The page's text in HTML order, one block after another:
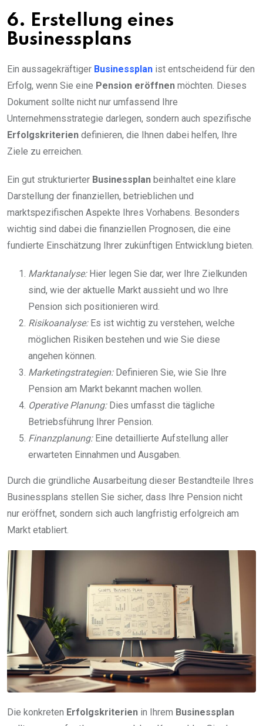
6. Erstellung eines
Businessplans
Ein aussagekräftiger Businessplan ist entscheidend für den
Erfolg, wenn Sie eine Pension eröffnen möchten. Dieses
Dokument sollte nicht nur umfassend Ihre
Unternehmensstrategie darlegen, sondern auch spezifische
Erfolgskriterien definieren, die Ihnen dabei helfen, Ihre
Ziele zu erreichen.
Ein gut strukturierter Businessplan beinhaltet eine klare
Darstellung der finanziellen, betrieblichen und
marktspezifischen Aspekte Ihres Vorhabens. Besonders
wichtig sind dabei die finanziellen Prognosen, die eine
fundierte Einschätzung Ihrer zukünftigen Entwicklung bieten.
Marktanalyse:Hier legen Sie dar, wer Ihre Zielkunden
sind, wie der aktuelle Markt aussieht und wo Ihre
Pension sich positionieren wird.
Risikoanalyse:Es ist wichtig zu verstehen, welche
möglichen Risiken bestehen und wie Sie diese
angehen können.
Marketingstrategien:Definieren Sie, wie Sie Ihre
Pension am Markt bekannt machen wollen.
Operative Planung:Dies umfasst die tägliche
Betriebsführung Ihrer Pension.
Finanzplanung:Eine detaillierte Aufstellung aller
erwarteten Einnahmen und Ausgaben.
Durch die gründliche Ausarbeitung dieser Bestandteile Ihres
Businessplans stellen Sie sicher, dass Ihre Pension nicht
nur eröffnet, sondern sich auch langfristig erfolgreich am
Markt etabliert.
Die konkreten Erfolgskriterien in Ihrem Businessplan